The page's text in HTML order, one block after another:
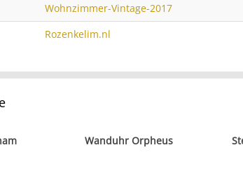
Wohnzimmer-Vintage-2017
Rozenkelim.nl
Wanduhr Orpheus